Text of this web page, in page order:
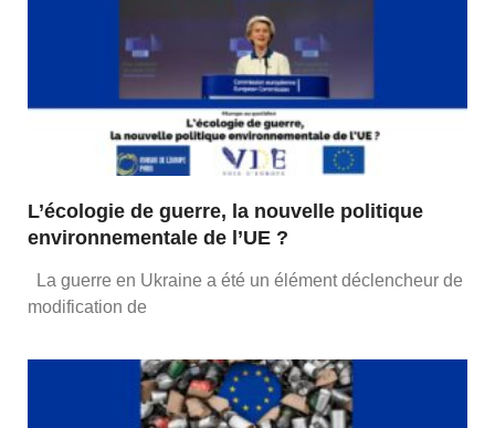
L’écologie de guerre, la nouvelle politique
environnementale de l’UE ?
La guerre en Ukraine a été un élément déclencheur de
modification de